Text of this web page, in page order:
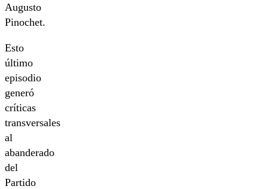
Augusto
Pinochet.
Esto
último
episodio
generó
críticas
transversales
al
abanderado
del
Partido